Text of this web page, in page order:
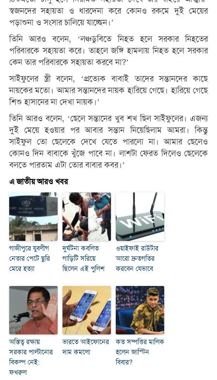
স্বজনদের সহায়তা ও ধারদেনা করে কোনও রকমে দুই মেয়ের
পড়াশুনা ও সংসার চালিয়ে যাচ্ছেন।’
তিনি আরও বলেন, ‘লঞ্চডুবিতে নিহত হলে সরকার নিহতের
পরিবারকে সহায়তা করে। তাহলে জঙ্গি হামলায় নিহত হলে সরকার
কেন তার পরিবারকে সহায়তা করবে না?’
সাইফুলের স্ত্রী বলেন, ‘প্রত্যেক বাবাই তাদের সন্তানদের কাছে
নায়কের মতো। আমার সন্তানদের নায়ক হারিয়ে গেছে। হারিয়ে গেছে
শিশু হাসানের না দেখা নায়ক।’
তিনি আরও বলেন, ‘ছেলে সন্তানের খুব শখ ছিল সাইফুলের। এজন্য
দুই মেয়ে হওয়ার পর আবার সন্তান নিয়েছিলাম আমরা। কিন্তু
সাইফুল তো ছেলেকে দেখে যেতে পারলো না। আমার ছেলেও
কোনও দিন বাবাকে খুঁজে পাবে না। লাশটা ফেরত দিলেও ছেলেকে
বলতে পারতাম এটা তোর বাবার কবর।’
এ জাতীয় আরও খবর
গাজীপুরে যুবলীগ
নেতার পেটে ছুরি
মেরে হত্যা
দুর্ঘটনা কবলিত
গাড়িটি সরিয়ে
ছিলেন এই পুলিশ
ওয়াইফাই রাউটার
আরো দ্রুতগতির
করবেন যেভাবে
অস্তিত্ব রক্ষায়
সরকার পাল্টানোর
বিকল্প নেই:
ফখরুল
ভারতে আইফোনের
দাম কমলো
কত সম্পত্তির মালিক
হলেন জাস্টিন
বিবার?